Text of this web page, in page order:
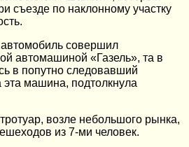
съезде по наклонному участку
автомобиль совершил
автомашиной «Газель», та в
в попутно следовавший
машина, подтолкнула
возле небольшого рынка,
из 7-ми человек.